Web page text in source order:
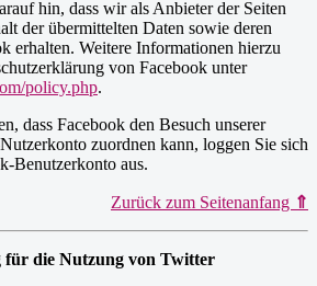
hin, dass wir als Anbieter der Seiten
der übermittelten Daten sowie deren
erhalten. Weitere Informationen hierzu
von Facebook unter
policy.php.
dass Facebook den Besuch unserer
zuordnen kann, loggen Sie sich
Benutzerkonto aus.
Zurück zum Seitenanfang ⇑
für die Nutzung von Twitter